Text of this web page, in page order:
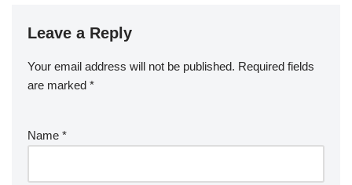
Leave a Reply
Your email address will not be published. Required fields
are marked *
Name *